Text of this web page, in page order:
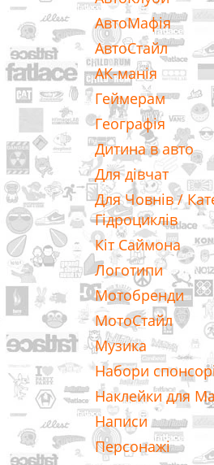
АвтоМафія
АвтоСтайл
АК-манія
Геймерам
Географія
Дитина в авто
Для дівчат
Для Човнів /
Гідроциклів
Кіт Саймона
Логотипи
Мотобренди
МотоСтайл
Музика
Набори
Наклейки для
Написи
Персонажі